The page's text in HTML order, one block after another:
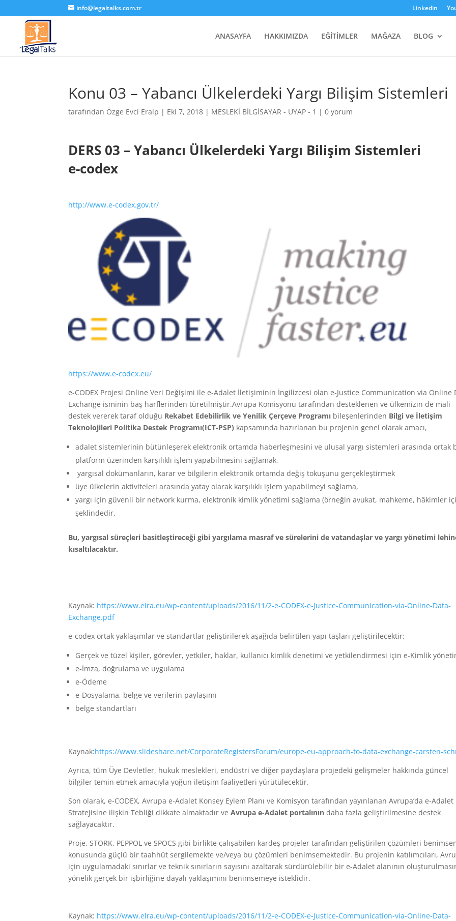
info@legaltalks.com.tr Linkedin
ANASAYFA HAKKIMIZDA EĞİTİMLER MAĞAZA BLOG
Konu 03 – Yabancı Ülkelerdeki Yargı Bilişim Sistemleri
tarafından Özge Evci Eralp | Eki 7, 2018 | MESLEKİ BİLGİSAYAR - UYAP - 1 |0 yorum
DERS 03 – Yabancı Ülkelerdeki Yargı Bilişim Sistemleri
e-codex
http://www.e-codex.gov.tr/
https://www.e-codex.eu/
e-CODEX Projesi Online Veri Değişimi ile e-Adalet İletişiminin İngilizcesi olan e-Justice Communication via Online
Exchange isminin baş harflerinden türetilmiştir.Avrupa Komisyonu tarafından desteklenen ve ülkemizin de mali
destek vererek taraf olduğu Rekabet Edebilirlik ve Yenilik Çerçeve Programı bileşenlerinden Bilgi ve İletişim
Teknolojileri Politika Destek Programı(ICT-PSP) kapsamında hazırlanan bu projenin genel olarak amacı,
adalet sistemlerinin bütünleşerek elektronik ortamda haberleşmesini ve ulusal yargı sistemleri arasında ortak
platform üzerinden karşılıklı işlem yapabilmesini sağlamak,
yargısal dokümanların, karar ve bilgilerin elektronik ortamda değiş tokuşunu gerçekleştirmek
üye ülkelerin aktiviteleri arasında yatay olarak karşılıklı işlem yapabilmeyi sağlama,
yargı için güvenli bir network kurma, elektronik kimlik yönetimi sağlama (örneğin avukat, mahkeme, hâkimler
şeklindedir.
Bu, yargısal süreçleri basitleştireceği gibi yargılama masraf ve sürelerini de vatandaşlar ve yargı yönetimi
kısaltılacaktır.
Kaynak: https://www.elra.eu/wp-content/uploads/2016/11/2-e-CODEX-e-Justice-Communication-via-Online-Data-
Exchange.pdf
e-codex ortak yaklaşımlar ve standartlar geliştirilerek aşağıda belirtilen yapı taşları geliştirilecektir:
Gerçek ve tüzel kişiler, görevler, yetkiler, haklar, kullanıcı kimlik denetimi ve yetkilendirmesi için e-Kimlik
e-İmza, doğrulama ve uygulama
e-Ödeme
e-Dosyalama, belge ve verilerin paylaşımı
belge standartları
Kaynak:https://www.slideshare.net/CorporateRegistersForum/europe-eu-approach-to-data-exchange-carsten-
Ayrıca, tüm Üye Devletler, hukuk meslekleri, endüstri ve diğer paydaşlara projedeki gelişmeler hakkında güncel
bilgiler temin etmek amacıyla yoğun iletişim faaliyetleri yürütülecektir.
Son olarak, e-CODEX, Avrupa e-Adalet Konsey Eylem Planı ve Komisyon tarafından yayınlanan Avrupa’da e-Adalet
Stratejisine ilişkin Tebliği dikkate almaktadır veAvrupa e-Adalet portalınındaha fazla geliştirilmesine destek
sağlayacaktır.
Proje, STORK, PEPPOL ve SPOCS gibi birlikte çalışabilen kardeş projeler tarafından geliştirilen çözümleri
konusunda güçlü bir taahhüt sergilemekte ve/veya bu çözümleri benimsemektedir. Bu projenin katılımcıları,
için uygulamadaki sınırlar ve teknik sınırların sayısını azaltarak sürdürülebilir bir e-Adalet alanının
yönelik gerçek bir işbirliğine dayalı yaklaşımını benimsemeye isteklidir.
Kaynak: https://www.elra.eu/wp-content/uploads/2016/11/2-e-CODEX-e-Justice-Communication-via-Online-Data-